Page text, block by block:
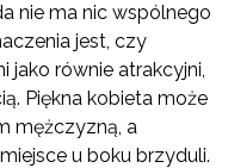
nie ma nic wspólnego
jest, czy
jako równie atrakcyjni,
Piękna kobieta może
mężczyzną, a
u boku brzyduli.